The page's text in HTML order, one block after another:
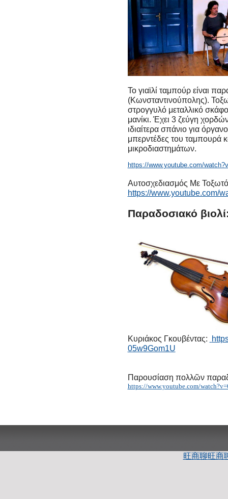
Το γιαϊλί ταμπούρ είναι
(Κωνσταντινούπολης).
στρογγυλό μεταλλικό
μανίκι. Έχει 3 ζεύγη
ιδιαίτερα σπάνιο για
μπερντέδες του ταμπουρά
μικροδιαστημάτων.
https://www.youtube.com/
Αυτοσχεδιασμός Με
https://www.youtube.com/
Παραδοσιακό
Κυριάκος Γκουβέντας:
05w9Gom1U
Παρουσίαση πολλῶν
https://www.youtube.com/
旺商聊旺商